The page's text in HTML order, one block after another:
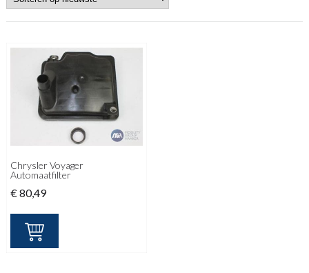
Chrysler Voyager
Automaatfilter
€80,49